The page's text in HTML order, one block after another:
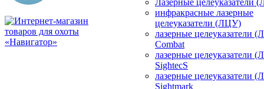
Лазерные целеуказатели
инфракрасные лазерные
целеуказатели (ЛЦУ)
лазерные целеуказатели
Combat
лазерные целеуказатели
SightecS
лазерные целеуказатели
Sightmark